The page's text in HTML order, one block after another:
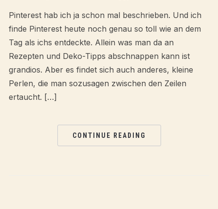
Pinterest hab ich ja schon mal beschrieben. Und ich
finde Pinterest heute noch genau so toll wie an dem
Tag als ichs entdeckte. Allein was man da an
Rezepten und Deko-Tipps abschnappen kann ist
grandios. Aber es findet sich auch anderes, kleine
Perlen, die man sozusagen zwischen den Zeilen
ertaucht. […]
CONTINUE READING